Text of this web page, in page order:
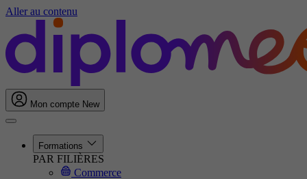
Aller au contenu
Mon compte New
Formations
PAR FILIÈRES
Commerce